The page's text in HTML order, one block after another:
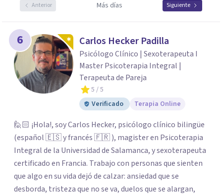
Anterior Más días Siguiente
6 Carlos Hecker Padilla
Psicólogo Clínico | Sexoterapeuta I
Master Psicoterapia Integral |
Terapeuta de Pareja
5 / 5
Verificado
Terapia Online
🙋🏻 ¡Hola!, soy Carlos Hecker, psicólogo clínico bilingüe
(español 🇪🇸 y francés 🇫🇷 ), magister en Psicoterapia
Integral de la Universidad de Salamanca, y sexoterapeuta
certificado en Francia. Trabajo con personas que sienten
que algo en su vida dejó de calzar: ansiedad que se
desborda, tristeza que no se va, duelos que se alargan,